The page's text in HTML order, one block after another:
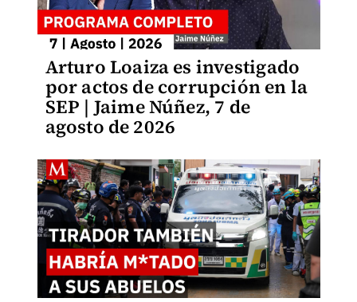
Arturo Loaiza es investigado
por actos de corrupción en la
SEP | Jaime Núñez, 7 de
agosto de 2026